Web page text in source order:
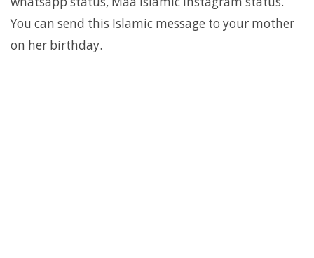
You can send this Islamic message to your mother
on her birthday.